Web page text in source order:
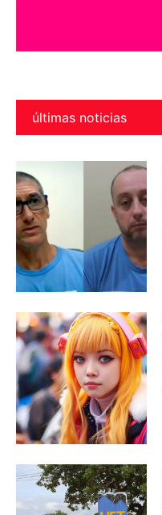
últimas noticias